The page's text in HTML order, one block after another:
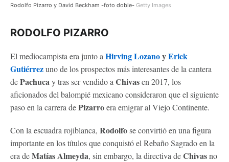
Rodolfo Pizarro y David Beckham -foto doble- Getty Images
RODOLFO PIZARRO
El mediocampista era junto a Hirving LozanoyErick
Gutiérrezuno de los prospectos más interesantes de la cantera
dePachucay tras ser vendido a Chivasen 2017, los
aficionados del balompié mexicano consideraron que el siguiente
paso en la carrera dePizarroera emigrar al Viejo Continente.
Con la escuadra rojiblanca, Rodolfose convirtió en una figura
importante en los títulos que conquistó el Rebaño Sagrado en la
era deMatías Almeyda, sin embargo, la directiva deChivasno